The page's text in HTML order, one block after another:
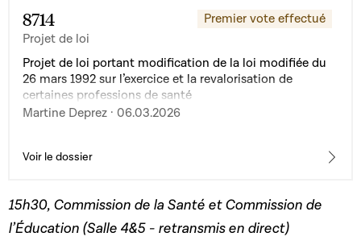
8714
Projet de loi
Premier vote effectué
Projet de loi portant modification de la loi modifiée du
26 mars 1992 sur l’exercice et la revalorisation de
certaines professions de santé
Martine Deprez · 06.03.2026
Voir le dossier
15h30, Commission de la Santé et Commission de
l’Éducation (Salle 4&5 - retransmis en direct)